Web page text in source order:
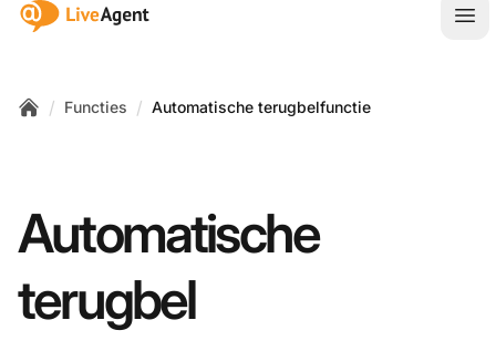
:site.title
/ Functies / Automatische terugbelfunctie
Automatische
terugbel